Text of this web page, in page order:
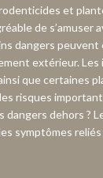
et
de s’amuser
dangers
extérieur. Les
que certaines
risques
dangers dehors ?
symptômes